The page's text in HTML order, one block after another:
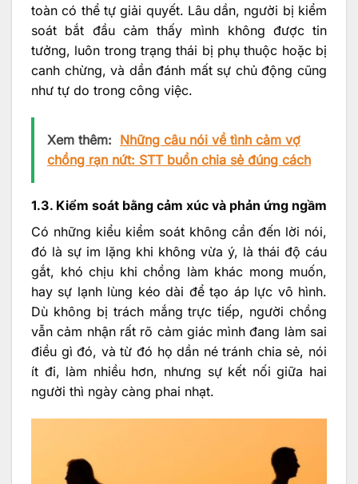
toàn có thể tự giải quyết. Lâu dần, người bị kiểm
soát bắt đầu cảm thấy mình không được tin
tưởng, luôn trong trạng thái bị phụ thuộc hoặc bị
canh chừng, và dần đánh mất sự chủ động cũng
như tự do trong công việc.
Xem thêm: Những câu nói về tình cảm vợ
chồng rạn nứt: STT buồn chia sẻ đúng cách
1.3. Kiểm soát bằng cảm xúc và phản ứng ngầm
Có những kiểu kiểm soát không cần đến lời nói,
đó là sự im lặng khi không vừa ý, là thái độ cáu
gắt, khó chịu khi chồng làm khác mong muốn,
hay sự lạnh lùng kéo dài để tạo áp lực vô hình.
Dù không bị trách mắng trực tiếp, người chồng
vẫn cảm nhận rất rõ cảm giác mình đang làm sai
điều gì đó, và từ đó họ dần né tránh chia sẻ, nói
ít đi, làm nhiều hơn, nhưng sự kết nối giữa hai
người thì ngày càng phai nhạt.